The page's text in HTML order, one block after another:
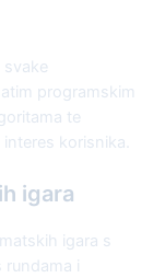
programskim
te
korisnika.
igara
igara s
i